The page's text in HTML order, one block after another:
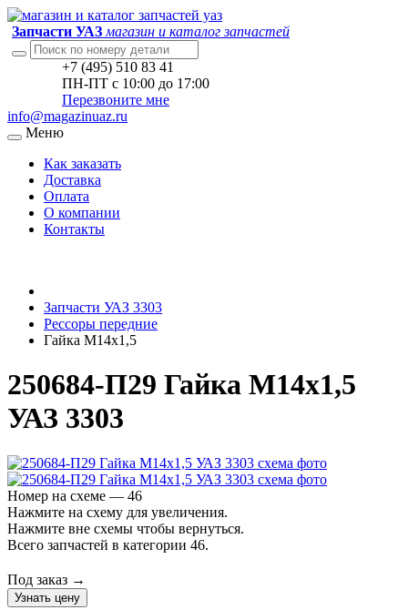
Запчасти УАЗ магазин и каталог запчастей
+7 (495) 510 83 41
ПН-ПТ с 10:00 до 17:00
Перезвоните мне
info@magazinuaz.ru
Меню
Как заказать
Доставка
Оплата
О компании
Контакты
Запчасти УАЗ 3303
Рессоры передние
Гайка М14х1,5
250684-П29 Гайка М14х1,5
УАЗ 3303
Номер на схеме — 46
Нажмите на схему для увеличения.
Нажмите вне схемы чтобы вернуться.
Всего запчастей в категории 46.
Под заказ →
Узнать цену